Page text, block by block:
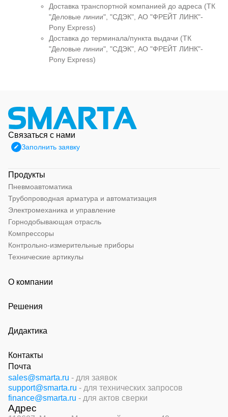
Доставка транспортной компанией до адреса (ТК
"Деловые линии", "СДЭК", АО "ФРЕЙТ ЛИНК"-
Pony Express)
Доставка до терминала/пункта выдачи (ТК
"Деловые линии", "СДЭК", АО "ФРЕЙТ ЛИНК"-
Pony Express)
Связаться с нами
Заполнить заявку
Продукты
Пневмоавтоматика
Трубопроводная арматура и автоматизация
Электромеханика и управление
Горнодобывающая отрасль
Компрессоры
Контрольно-измерительные приборы
Технические артикулы
О компании
Решения
Дидактика
Контакты
Почта
sales@smarta.ru - для заявок
support@smarta.ru - для технических запросов
finance@smarta.ru - для актов сверки
Адрес